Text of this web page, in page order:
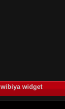
wibiya widget